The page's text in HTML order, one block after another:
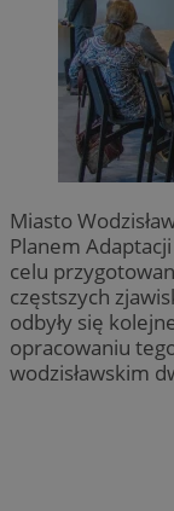
Miasto
Planem
celu
częstszych
odbyły się
opracowaniu
wodzisławskim